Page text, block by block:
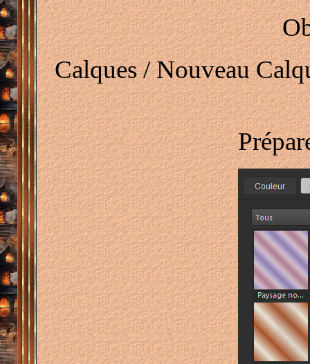
Calques / Nouveau